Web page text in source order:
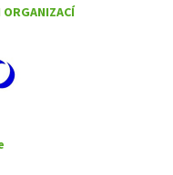
ORGANIZACÍ